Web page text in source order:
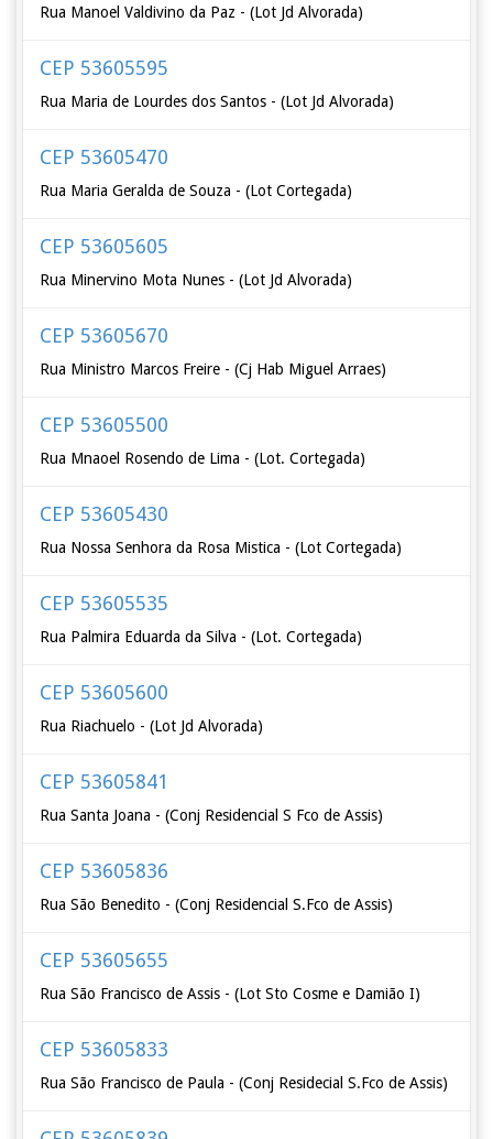
Rua Manoel Valdivino da Paz - (Lot Jd Alvorada)
CEP 53605595
Rua Maria de Lourdes dos Santos - (Lot Jd Alvorada)
CEP 53605470
Rua Maria Geralda de Souza - (Lot Cortegada)
CEP 53605605
Rua Minervino Mota Nunes - (Lot Jd Alvorada)
CEP 53605670
Rua Ministro Marcos Freire - (Cj Hab Miguel Arraes)
CEP 53605500
Rua Mnaoel Rosendo de Lima - (Lot. Cortegada)
CEP 53605430
Rua Nossa Senhora da Rosa Mistica - (Lot Cortegada)
CEP 53605535
Rua Palmira Eduarda da Silva - (Lot. Cortegada)
CEP 53605600
Rua Riachuelo - (Lot Jd Alvorada)
CEP 53605841
Rua Santa Joana - (Conj Residencial S Fco de Assis)
CEP 53605836
Rua São Benedito - (Conj Residencial S.Fco de Assis)
CEP 53605655
Rua São Francisco de Assis - (Lot Sto Cosme e Damião I)
CEP 53605833
Rua São Francisco de Paula - (Conj Residecial S.Fco de Assis)